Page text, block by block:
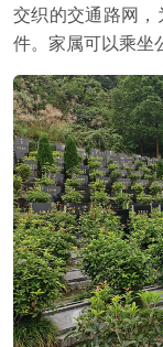
交织的交通路网，
件。家属可以乘坐